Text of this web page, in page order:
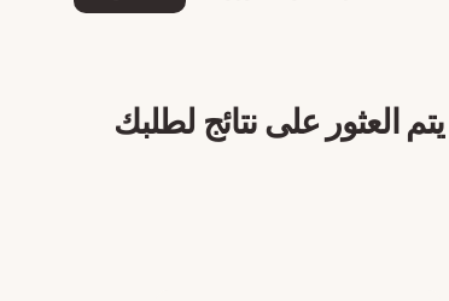
العثور على نتائج لطلبك